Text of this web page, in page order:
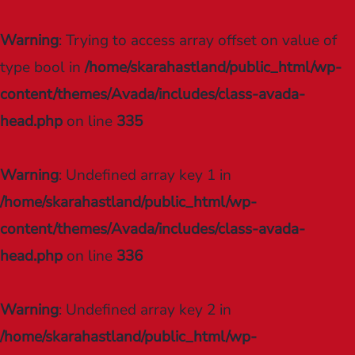
Warning: Trying to access array offset on value of
type bool in/home/skarahastland/public_html/wp-
content/themes/Avada/includes/class-avada-
head.php on line 335
Warning: Undefined array key 1 in
/home/skarahastland/public_html/wp-
content/themes/Avada/includes/class-avada-
head.php on line 336
Warning: Undefined array key 2 in
/home/skarahastland/public_html/wp-